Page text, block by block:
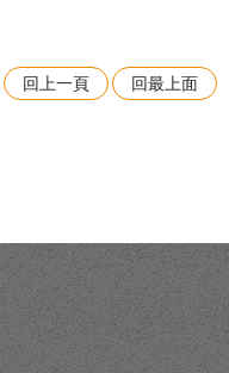
回上一頁 回最上面